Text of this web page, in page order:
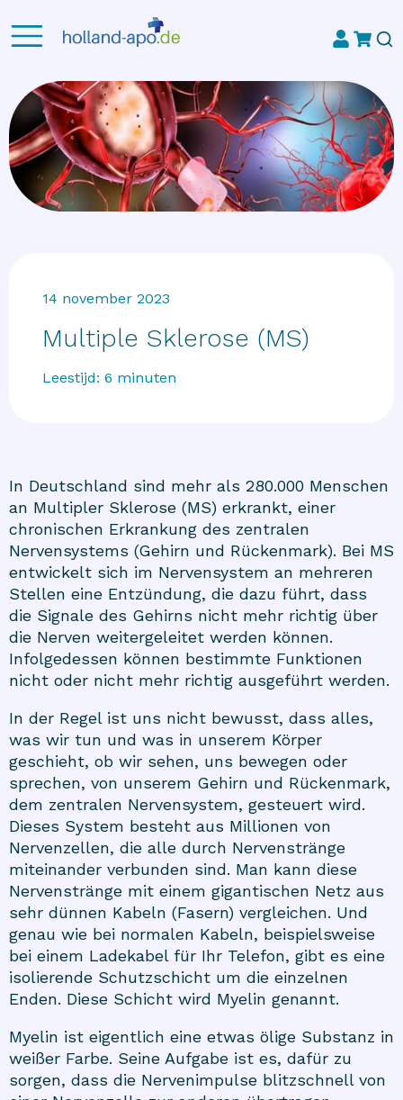
14 november 2023
Multiple Sklerose (MS)
Leestijd:6 minuten
In Deutschland sind mehr als 280.000 Menschen
an Multipler Sklerose (MS) erkrankt, einer
chronischen Erkrankung des zentralen
Nervensystems (Gehirn und Rückenmark). Bei MS
entwickelt sich im Nervensystem an mehreren
Stellen eine Entzündung, die dazu führt, dass
die Signale des Gehirns nicht mehr richtig über
die Nerven weitergeleitet werden können.
Infolgedessen können bestimmte Funktionen
nicht oder nicht mehr richtig ausgeführt werden.
In der Regel ist uns nicht bewusst, dass alles,
was wir tun und was in unserem Körper
geschieht, ob wir sehen, uns bewegen oder
sprechen, von unserem Gehirn und Rückenmark,
dem zentralen Nervensystem, gesteuert wird.
Dieses System besteht aus Millionen von
Nervenzellen, die alle durch Nervenstränge
miteinander verbunden sind. Man kann diese
Nervenstränge mit einem gigantischen Netz aus
sehr dünnen Kabeln (Fasern) vergleichen. Und
genau wie bei normalen Kabeln, beispielsweise
bei einem Ladekabel für Ihr Telefon, gibt es eine
isolierende Schutzschicht um die einzelnen
Enden. Diese Schicht wird Myelin genannt.
Myelin ist eigentlich eine etwas ölige Substanz in
weißer Farbe. Seine Aufgabe ist es, dafür zu
sorgen, dass die Nervenimpulse blitzschnell von